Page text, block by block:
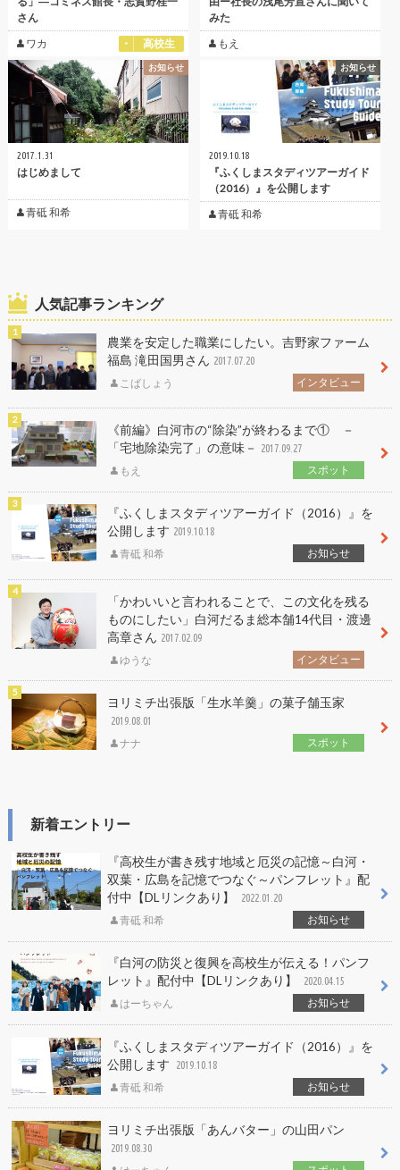
さん
ワカ
高校生
みた
もえ
お知らせ
2017.1.31
はじめまして
青砥 和希
お知らせ
2019.10.18
『ふくしまスタディツアーガイド
（2016）』を公開します
青砥 和希
人気記事ランキング
農業を安定した職業にしたい。吉野家ファーム
福島 滝田国男さん 2017.07.20
こばしょう インタビュー
《前編》白河市の“除染”が終わるまで① －
「宅地除染完了」の意味－
2017.09.27
もえ スポット
『ふくしまスタディツアーガイド（2016）』を
公開します 2019.10.18
青砥 和希 お知らせ
「かわいいと言われることで、この文化を残る
ものにしたい」白河だるま総本舗14代目・渡邊
高章さん 2017.02.09
ゆうな インタビュー
ヨリミチ出張版「生水羊羹」の菓子舗玉家
2019.08.01
ナナ スポット
新着エントリー
『高校生が書き残す地域と厄災の記憶～白河・
双葉・広島を記憶でつなぐ～パンフレット』配
付中【DLリンクあり】
2022.01.20
青砥 和希 お知らせ
『白河の防災と復興を高校生が伝える！パンフ
レット』配付中【DLリンクあり】
2020.04.15
はーちゃん お知らせ
『ふくしまスタディツアーガイド（2016）』を
公開します
2019.10.18
青砥 和希 お知らせ
ヨリミチ出張版「あんバター」の山田パン
2019.08.30